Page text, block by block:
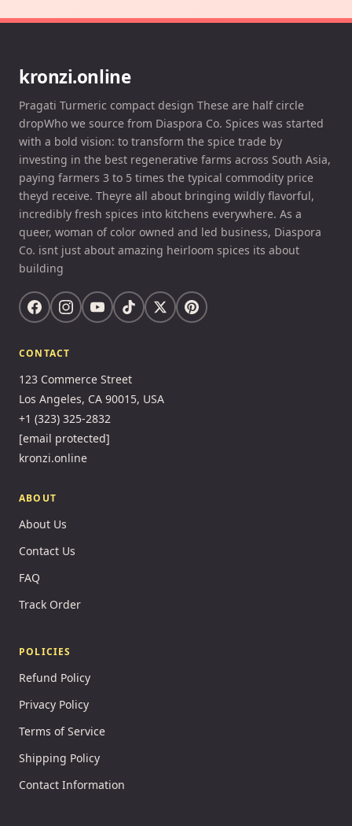
kronzi.online
Pragati Turmeric compact design These are half circle
dropWho we source from Diaspora Co. Spices was started
with a bold vision: to transform the spice trade by
investing in the best regenerative farms across South Asia,
paying farmers 3 to 5 times the typical commodity price
theyd receive. Theyre all about bringing wildly flavorful,
incredibly fresh spices into kitchens everywhere. As a
queer, woman of color owned and led business, Diaspora
Co. isnt just about amazing heirloom spices its about
building
CONTACT
123 Commerce Street
Los Angeles, CA 90015, USA
+1 (323) 325-2832
[email protected]
kronzi.online
ABOUT
About Us
Contact Us
FAQ
Track Order
POLICIES
Refund Policy
Privacy Policy
Terms of Service
Shipping Policy
Contact Information